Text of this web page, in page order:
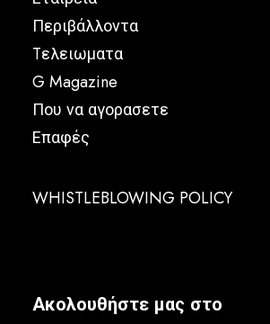
Περιβάλλοντα
Tελειωματα
G Magazine
Που να αγορασετε
Επαφές
WHISTLEBLOWING POLICY
Ακολουθήστε μας στο